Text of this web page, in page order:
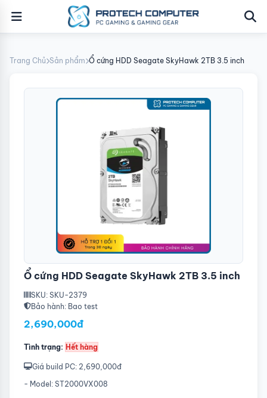
Trang Chủ Sản phẩm Ổ cứng HDD Seagate SkyHawk 2TB 3.5 inch
Ổ cứng HDD Seagate SkyHawk 2TB 3.5 inch
SKU: SKU-2379
Bảo hành: Bao test
2,690,000đ
Tình trạng: Hết hàng
Giá build PC: 2,690,000đ
- Model: ST2000VX008